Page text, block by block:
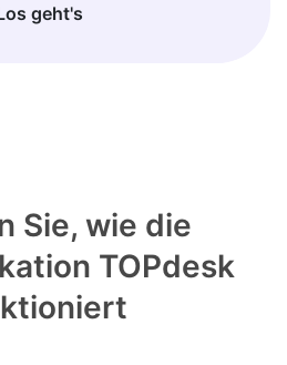
geht's
Sie, wie die
TOPdesk